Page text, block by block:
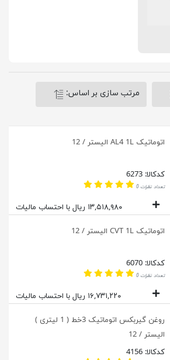
مرتب سازی بر اساس:
اتوماتیک AL4 1L الیستر / 12
کدکالا: 6273
تعداد نظرات 0
۱۳,۵۱۸,۹۸۰ ریال با احتساب مالیات
اتوماتیک CVT 1L الیستر / 12
کدکالا: 6070
تعداد نظرات 0
۱۶,۷۳۱,۲۲۰ ریال با احتساب مالیات
روغن گیربکس اتوماتیک 3خط ( 1 لیتری )
الیستر / 12
کدکالا: 4156